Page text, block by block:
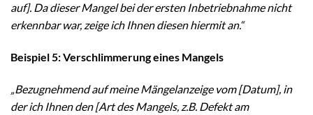
auf]. Da dieser Mangel bei der ersten Inbetriebnahme nicht
erkennbar war, zeige ich Ihnen diesen hiermit an.“
Beispiel 5: Verschlimmerung eines Mangels
„Bezugnehmend auf meine Mängelanzeige vom [Datum], in
der ich Ihnen den [Art des Mangels, z.B. Defekt am